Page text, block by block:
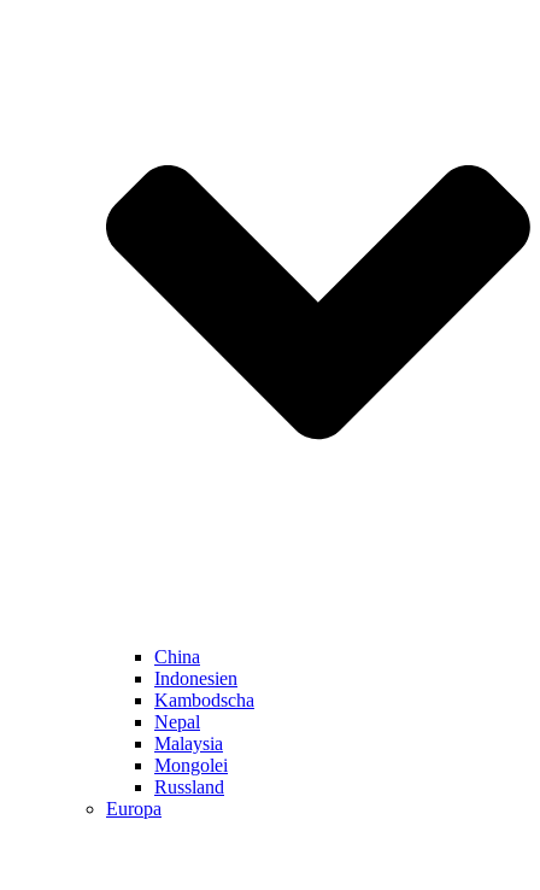
China
Indonesien
Kambodscha
Nepal
Malaysia
Mongolei
Russland
Europa